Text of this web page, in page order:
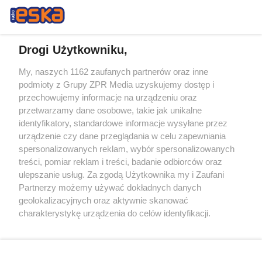
Żaden utwór zamieszczony w serwisie nie może być powielany i
rozpowszechniany lub dalej rozpowszechniany w jakikolwiek sposób (w
tym także elektroniczny lub mechaniczny) na jakimkolwiek polu
eksploatacji w jakiejkolwiek formie, włącznie z umieszczaniem w
Internecie bez pisemnej zgody właściciela praw. Jakiekolwiek użycie lub
wykorzystanie utworów w całości lub w części z naruszeniem prawa,
tzn. bez właściwej zgody, jest zabronione pod groźbą kary i może być
ścigane prawnie.
Drogi Użytkowniku,
My, naszych 1162 zaufanych partnerów oraz inne
podmioty z Grupy ZPR Media uzyskujemy dostęp i
przechowujemy informacje na urządzeniu oraz
przetwarzamy dane osobowe, takie jak unikalne
identyfikatory, standardowe informacje wysyłane przez
urządzenie czy dane przeglądania w celu zapewniania
spersonalizowanych reklam, wybór spersonalizowanych
treści, pomiar reklam i treści, badanie odbiorców oraz
ulepszanie usług. Za zgodą Użytkownika my i Zaufani
Partnerzy możemy używać dokładnych danych
geolokalizacyjnych oraz aktywnie skanować
charakterystykę urządzenia do celów identyfikacji.